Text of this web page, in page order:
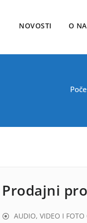
NOVOSTI O
Prodajni
AUDIO, VIDEO I FOTO